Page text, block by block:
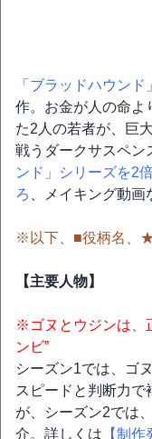
「ブラッドハウンド」
作。お金が人の命よ
た2人の若者が、巨
戦うダークサスペン
ンド」シリーズを2
ろ
、メイキング動画
※以下、■役柄名、
【主要人物】
※ゴヌとウジンは、
ンビ”
シーズン1では、ゴ
スピードと判断力で
が、シーズン2では
介。詳しくは 【制